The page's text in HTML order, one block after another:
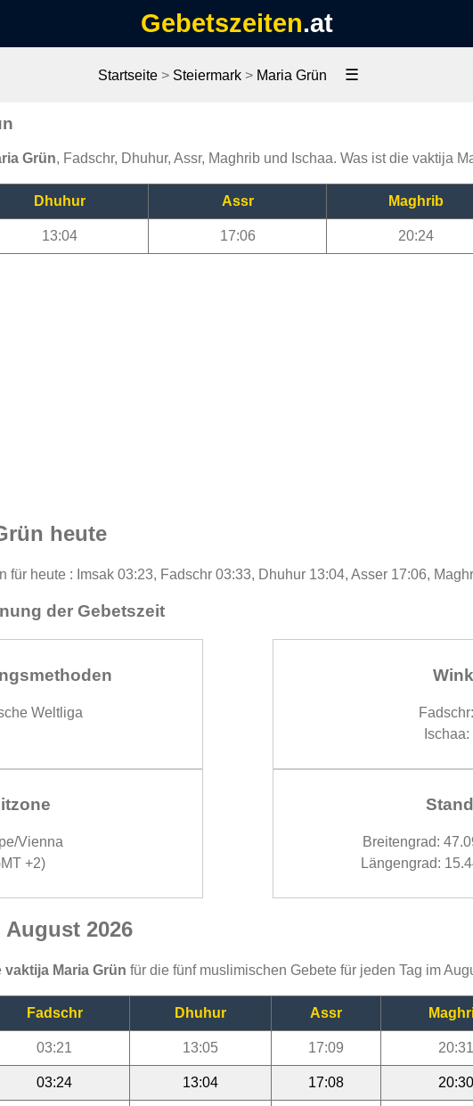
Gebetszeiten.at
Startseite> Steiermark> Maria Grün ☰
Grün, Fadschr, Dhuhur, Assr, Maghrib und Ischaa. Was ist die vaktija
Dhuhur Assr Maghrib
13:04 17:06 20:24
heute
für heute : Imsak 03:23, Fadschr 03:33, Dhuhur 13:04, Asser 17:06,
der Gebetszeit
Weltliga
Ischaa:
Vienna
+2)
Breitengrad:
Längengrad:
2026
vaktija Maria Grün für die fünf muslimischen Gebete für jeden Tag im
Fadschr Dhuhur Assr
03:21 13:05 17:09 20:31
03:24 13:04 17:08 20:30